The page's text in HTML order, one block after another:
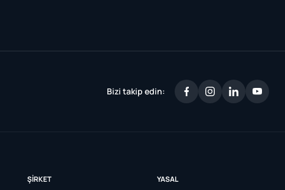
Bizi takip edin:
ŞIRKET YASAL